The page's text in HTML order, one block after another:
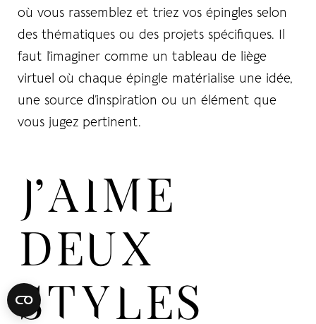
où vous rassemblez et triez vos épingles selon
des thématiques ou des projets spécifiques. Il
faut l’imaginer comme un tableau de liège
virtuel où chaque épingle matérialise une idée,
une source d’inspiration ou un élément que
vous jugez pertinent.
J’AIME
DEUX
STYLES